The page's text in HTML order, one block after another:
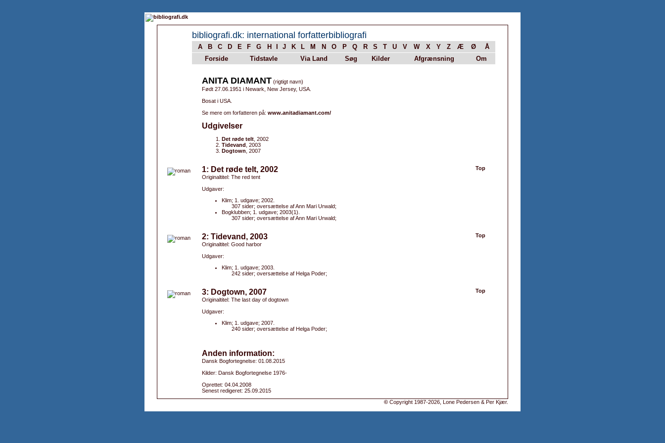
bibliografi.dk: international forfatterbibliografi
A B C D E F G H J K L M N O P Q R S T U V W X Y Z Æ Ø
Å
Forside
Tidstavle Via Land Søg Kilder Afgrænsning Om
ANITA DIAMANT (rigtigt navn)
Født 27.06.1951 i Newark, New Jersey, USA.
Bosat i USA.
Se mere om forfatteren på: www.anitadiamant.com/
Udgivelser
Det røde telt , 2002
Tidevand , 2003
Dogtown , 2007
Top
1: Det røde telt, 2002
Originaltitel: The red tent
Udgaver:
Klim; 1. udgave; 2002.
307 sider; oversættelse af Ann Mari Urwald;
Bogklubben; 1. udgave; 2003(1).
307 sider; oversættelse af Ann Mari Urwald;
Top
2: Tidevand, 2003
Originaltitel: Good harbor
Udgaver:
Klim; 1. udgave; 2003.
242 sider; oversættelse af Helga Poder;
Top
3: Dogtown, 2007
Originaltitel: The last day of dogtown
Udgaver:
Klim; 1. udgave; 2007.
240 sider; oversættelse af Helga Poder;
Anden information:
Dansk Bogfortegnelse: 01.08.2015
Kilder: Dansk Bogfortegnelse 1976-
Oprettet: 04.04.2008
Senest redigeret: 25.09.2015
© Copyright 1987-2026, Lone Pedersen & Per Kjær.